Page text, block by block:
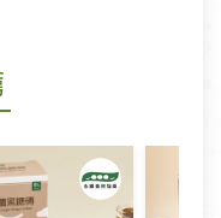
天鑑賞期商品」情
換貨.
費鑑賞期(含例假
或被汙損(除商品